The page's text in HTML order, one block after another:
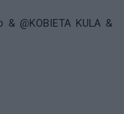
@KOBIETA KULA &